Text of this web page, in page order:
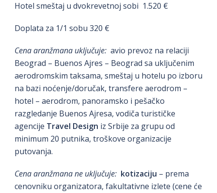
Hotel smeštaj u dvokrevetnoj sobi 1.520 €
Doplata za 1/1 sobu 320 €
Cena aranžmana uključuje: avio prevoz na relaciji
Beograd – Buenos Ajres – Beograd sa uključenim
aerodromskim taksama, smeštaj u hotelu po izboru
na bazi noćenje/doručak, transfere aerodrom –
hotel – aerodrom, panoramsko i pešačko
razgledanje Buenos Ajresa, vodiča turističke
agencije Travel Design iz Srbije za grupu od
minimum 20 putnika, troškove organizacije
putovanja.
Cena aranžmana ne uključuje: kotizaciju – prema
cenovniku organizatora, fakultativne izlete (cene će